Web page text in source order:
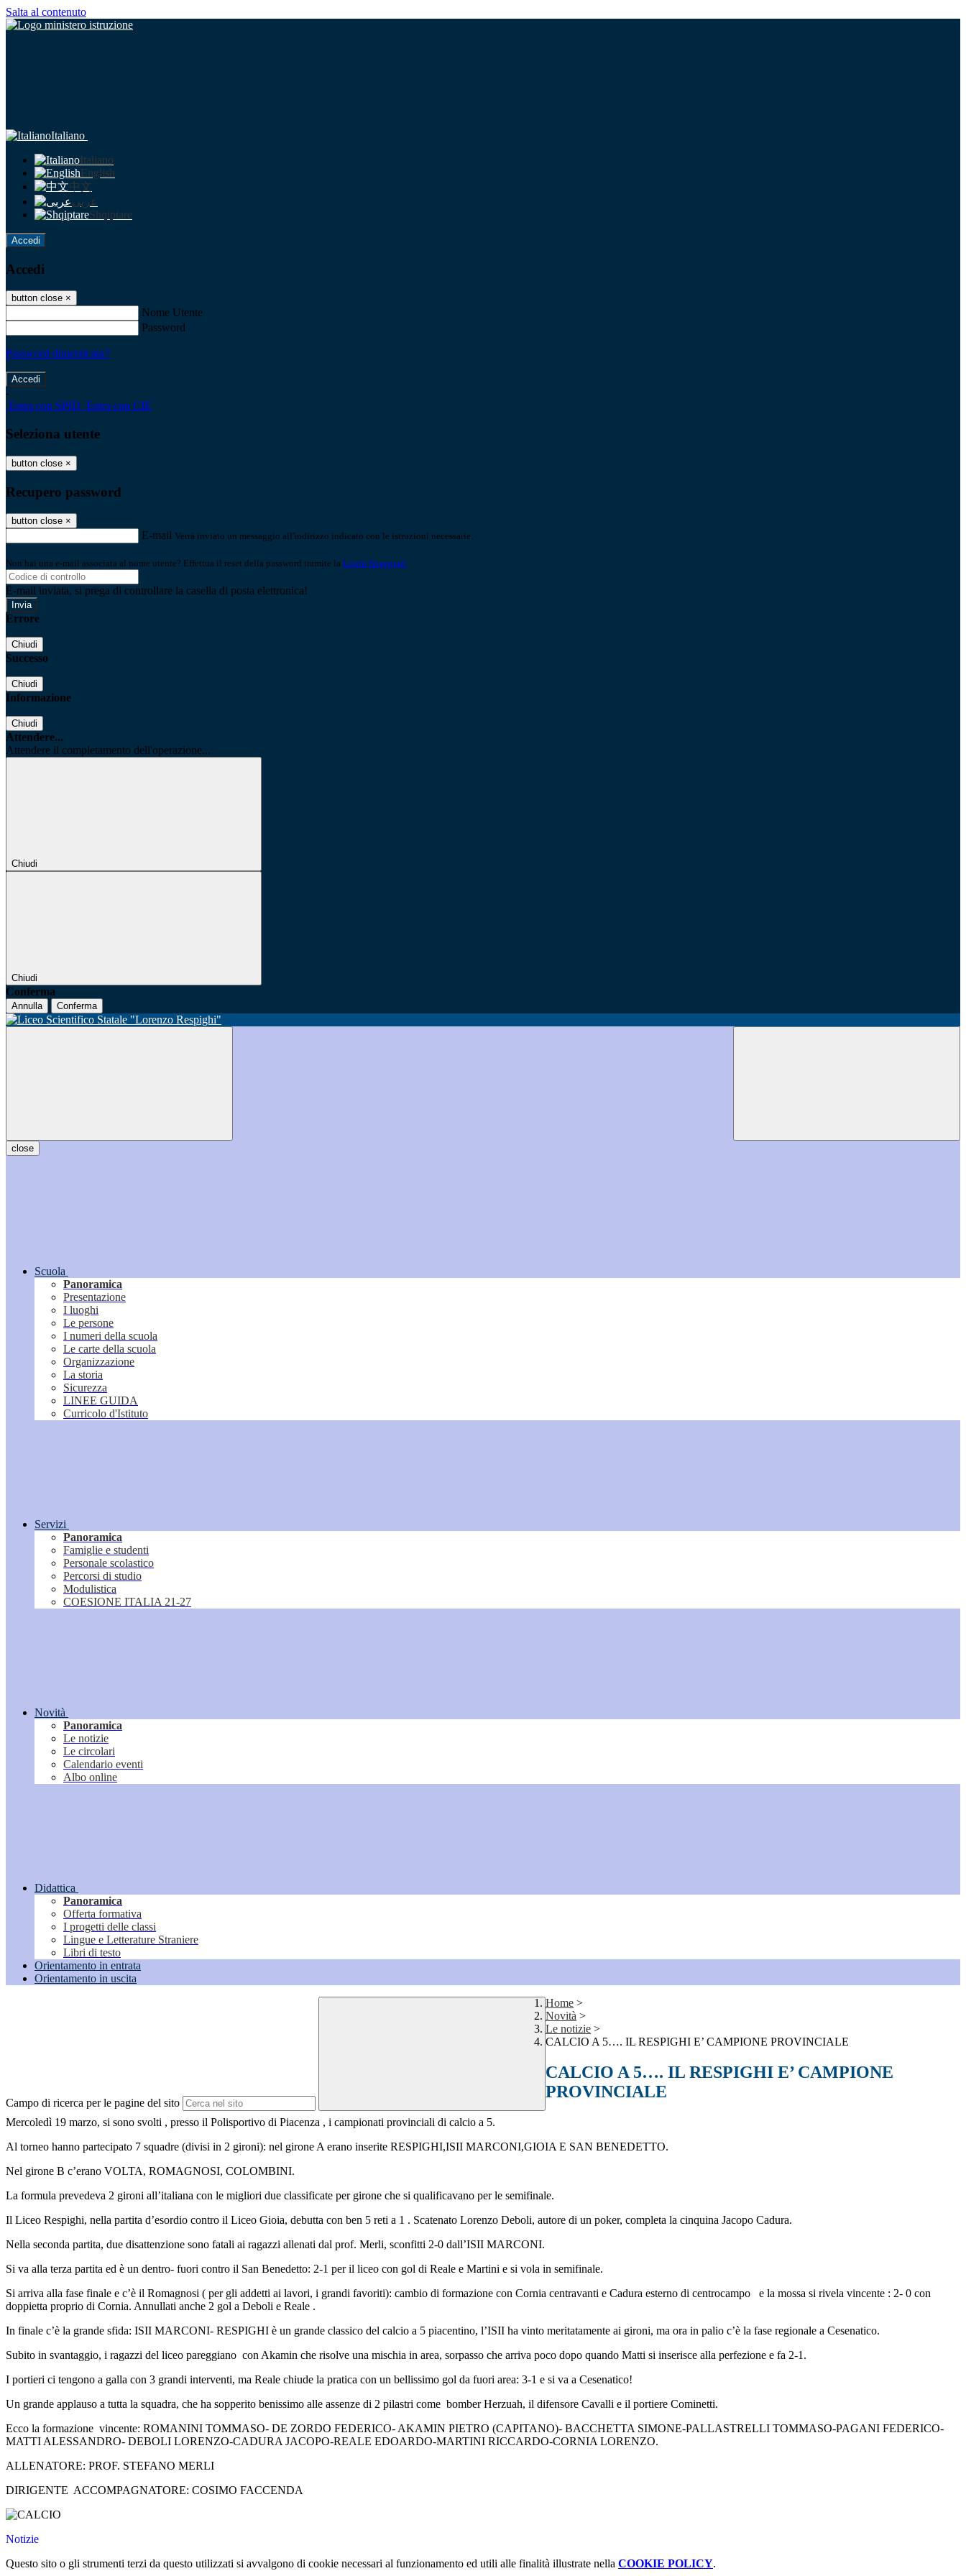
Salta al contenuto
Italiano
Italiano
English
中文
عربى
Shqiptare
Accedi
Accedi
button close ×
Nome Utente
Password
Password dimenticata?
-
Entra con SPID Entra con CIE
Seleziona utente
button close ×
Recupero password
button close ×
E-mail Verrà inviato un messaggio all'indirizzo indicato con le istruzioni necessarie.
Non hai una e-mail associata al nome utente? Effettua il reset della password tramite la Login Spaggiari
E-mail inviata, si prega di controllare la casella di posta elettronica!
Errore
Chiudi
Successo
Chiudi
Informazione
Chiudi
Attendere...
Attendere il completamento dell'operazione...
Chiudi
Chiudi
Conferma
Annulla Conferma
close
Scuola
Panoramica
Presentazione
I luoghi
Le persone
I numeri della scuola
Le carte della scuola
Organizzazione
La storia
Sicurezza
LINEE GUIDA
Curricolo d'Istituto
Servizi
Panoramica
Famiglie e studenti
Personale scolastico
Percorsi di studio
Modulistica
COESIONE ITALIA 21-27
Novità
Panoramica
Le notizie
Le circolari
Calendario eventi
Albo online
Didattica
Panoramica
Offerta formativa
I progetti delle classi
Lingue e Letterature Straniere
Libri di testo
Orientamento in entrata
Orientamento in uscita
Campo di ricerca per le pagine del sito
Home >
Novità >
Le notizie >
CALCIO A 5…. IL RESPIGHI E’ CAMPIONE PROVINCIALE
CALCIO A 5…. IL RESPIGHI E’ CAMPIONE
PROVINCIALE
Mercoledì 19 marzo, si sono svolti , presso il Polisportivo di Piacenza , i campionati provinciali di calcio a 5.
Al torneo hanno partecipato 7 squadre (divisi in 2 gironi): nel girone A erano inserite RESPIGHI,ISII MARCONI,GIOIA E SAN BENEDETTO.
Nel girone B c’erano VOLTA, ROMAGNOSI, COLOMBINI.
La formula prevedeva 2 gironi all’italiana con le migliori due classificate per girone che si qualificavano per le semifinale.
Il Liceo Respighi, nella partita d’esordio contro il Liceo Gioia, debutta con ben 5 reti a 1 . Scatenato Lorenzo Deboli, autore di un poker, completa la cinquina Jacopo Cadura.
Nella seconda partita, due disattenzione sono fatali ai ragazzi allenati dal prof. Merli, sconfitti 2-0 dall’ISII MARCONI.
Si va alla terza partita ed è un dentro- fuori contro il San Benedetto: 2-1 per il liceo con gol di Reale e Martini e si vola in semifinale.
Si arriva alla fase finale e c’è il Romagnosi ( per gli addetti ai lavori, i grandi favoriti): cambio di formazione con Cornia centravanti e Cadura esterno di centrocampo e la mossa si rivela vincente : 2- 0 con
doppietta proprio di Cornia. Annullati anche 2 gol a Deboli e Reale .
In finale c’è la grande sfida: ISII MARCONI- RESPIGHI è un grande classico del calcio a 5 piacentino, l’ISII ha vinto meritatamente ai gironi, ma ora in palio c’è la fase regionale a Cesenatico.
Subito in svantaggio, i ragazzi del liceo pareggiano con Akamin che risolve una mischia in area, sorpasso che arriva poco dopo quando Matti si inserisce alla perfezione e fa 2-1.
I portieri ci tengono a galla con 3 grandi interventi, ma Reale chiude la pratica con un bellissimo gol da fuori area: 3-1 e si va a Cesenatico!
Un grande applauso a tutta la squadra, che ha sopperito benissimo alle assenze di 2 pilastri come bomber Herzuah, il difensore Cavalli e il portiere Cominetti.
Ecco la formazione vincente: ROMANINI TOMMASO- DE ZORDO FEDERICO- AKAMIN PIETRO (CAPITANO)- BACCHETTA SIMONE-PALLASTRELLI TOMMASO-PAGANI FEDERICO-
MATTI ALESSANDRO- DEBOLI LORENZO-CADURA JACOPO-REALE EDOARDO-MARTINI RICCARDO-CORNIA LORENZO.
ALLENATORE: PROF. STEFANO MERLI
DIRIGENTE ACCOMPAGNATORE: COSIMO FACCENDA
Notizie
Questo sito o gli strumenti terzi da questo utilizzati si avvalgono di cookie necessari al funzionamento ed utili alle finalità illustrate nella COOKIE POLICY.